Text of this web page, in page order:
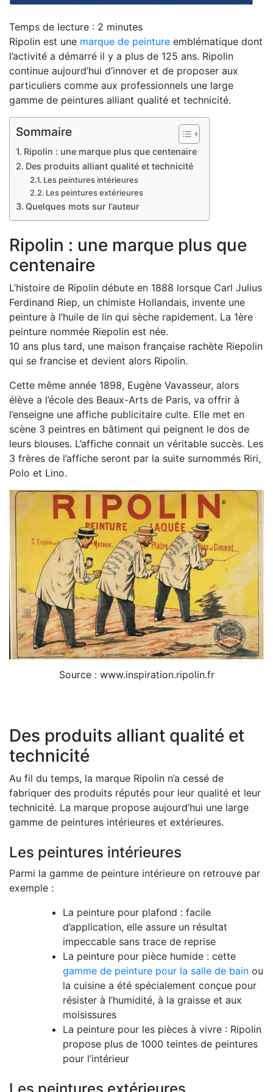
Temps de lecture : 2 minutes
Ripolin est une marque de peinture emblématique dont
l’activité a démarré il y a plus de 125 ans. Ripolin
continue aujourd’hui d’innover et de proposer aux
particuliers comme aux professionnels une large
gamme de peintures alliant qualité et technicité.
Sommaire
Ripolin : une marque plus que centenaire
Des produits alliant qualité et technicité
Les peintures intérieures
Les peintures extérieures
Quelques mots sur l’auteur
Ripolin : une marque plus que
centenaire
L’histoire de Ripolin débute en 1888 lorsque Carl Julius
Ferdinand Riep, un chimiste Hollandais, invente une
peinture à l’huile de lin qui sèche rapidement. La 1ère
peinture nommée Riepolin est née.
10 ans plus tard, une maison française rachète Riepolin
qui se francise et devient alors Ripolin.
Cette même année 1898, Eugène Vavasseur, alors
élève a l’école des Beaux-Arts de Paris, va offrir à
l’enseigne une affiche publicitaire culte. Elle met en
scène 3 peintres en bâtiment qui peignent le dos de
leurs blouses. L’affiche connait un véritable succès. Les
3 frères de l’affiche seront par la suite surnommés Riri,
Polo et Lino.
Source : www.inspiration.ripolin.fr
Des produits alliant qualité et
technicité
Au fil du temps, la marque Ripolin n’a cessé de
fabriquer des produits réputés pour leur qualité et leur
technicité. La marque propose aujourd’hui une large
gamme de peintures intérieures et extérieures.
Les peintures intérieures
Parmi la gamme de peinture intérieure on retrouve par
exemple :
La peinture pour plafond : facile
d’application, elle assure un résultat
impeccable sans trace de reprise
La peinture pour pièce humide : cette
gamme de peinture pour la salle de bain ou
la cuisine a été spécialement conçue pour
résister à l’humidité, à la graisse et aux
moisissures
La peinture pour les pièces à vivre : Ripolin
propose plus de 1000 teintes de peintures
pour l’intérieur